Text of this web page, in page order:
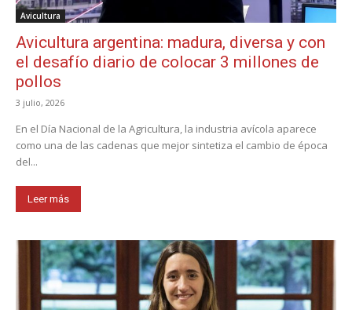
Avicultura
Avicultura argentina: madura, diversa y con
el desafío diario de colocar 3 millones de
pollos
3 julio, 2026
En el Día Nacional de la Agricultura, la industria avícola aparece
como una de las cadenas que mejor sintetiza el cambio de época
del...
Leer más